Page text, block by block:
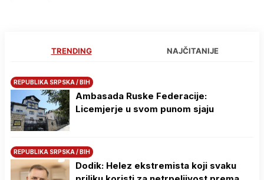
TRENDING NAJČITANIJE
REPUBLIKA SRPSKA / BIH
Ambasada Ruske Federacije:
Licemjerje u svom punom sjaju
REPUBLIKA SRPSKA / BIH
Dodik: Helez ekstremista koji svaku